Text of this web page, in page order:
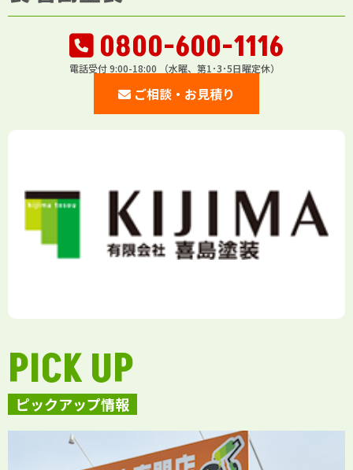
0800-600-1116
電話受付 9:00-18:00 （水曜、第1･3･5日曜定休）
ご相談・お見積り
ピックアップ情報
PICK UP